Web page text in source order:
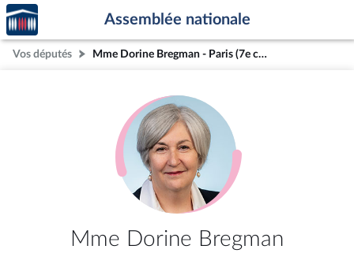
Aller au contenu
Aller en bas de la page
Accèder
à la
page
d'accueil
Assemblée nationale
Vos députés Mme Dorine Bregman - Paris (7e circonscription)
Mme Dorine Bregman